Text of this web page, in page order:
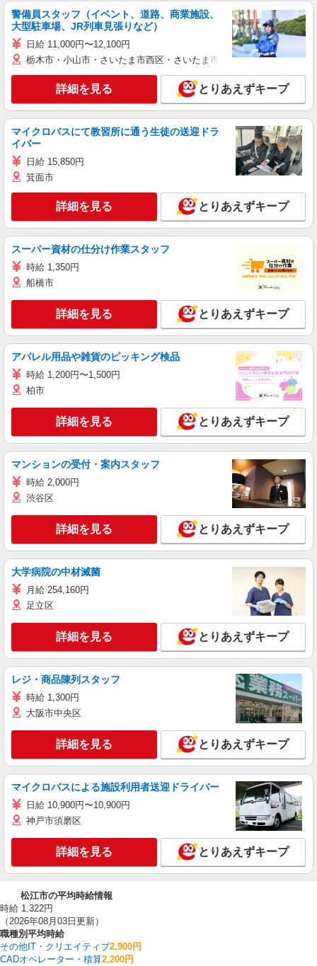
警備員スタッフ（イベント、道路、商業施設、
大型駐車場、JR列車見張りなど）
日給 11,000円〜12,100円
栃木市・小山市・さいたま市西区・さいたま市岩槻区・久喜市・蓮田
詳細を見る とりあえずキープ
マイクロバスにて教習所に通う生徒の送迎ドラ
イバー
日給 15,850円
箕面市
詳細を見る とりあえずキープ
スーパー資材の仕分け作業スタッフ
時給 1,350円
船橋市
詳細を見る とりあえずキープ
アパレル用品や雑貨のピッキング検品
時給 1,200円〜1,500円
柏市
詳細を見る とりあえずキープ
マンションの受付・案内スタッフ
時給 2,000円
渋谷区
詳細を見る とりあえずキープ
大学病院の中材滅菌
月給 254,160円
足立区
詳細を見る とりあえずキープ
レジ・商品陳列スタッフ
時給 1,300円
大阪市中央区
詳細を見る とりあえずキープ
マイクロバスによる施設利用者送迎ドライバー
日給 10,900円〜10,900円
神戸市須磨区
詳細を見る とりあえずキープ
松江市の平均時給情報
時給 1,322円
（2026年08月03日更新）
職種別平均時給
その他IT・クリエイティブ2,900円
CADオペレーター・積算2,200円